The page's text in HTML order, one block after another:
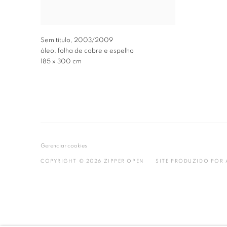
Sem título, 2003/2009
óleo, folha de cobre e espelho
185 x 300 cm
Gerenciar cookies
COPYRIGHT © 2026 ZIPPER OPEN SITE PRODUZIDO POR